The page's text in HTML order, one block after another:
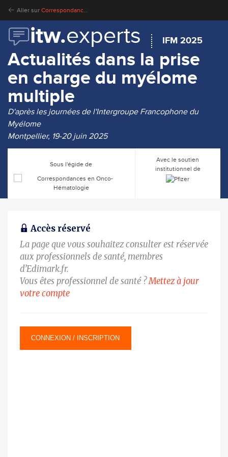
Aller sur Correspondances en Onco-Hématologie
itw.experts IFM 2025
Actualités dans la prise
en charge du myélome
multiple
D'après les journées de l'Intergroupe Francophone du
Myélome
Montpellier, 19-20 juin 2025
Sous l'égide de
Avec le soutien
institutionnel de
Accès réservé
La page que vous souhaitez consulter est réservée
aux professionnels de santé, membres
d’Edimark.fr.
Vous êtes professionnel de santé ?Mettez à jour
votre compte
CONNEXION / INSCRIPTION